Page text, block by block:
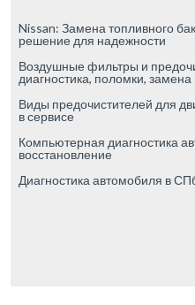
Nissan: Замена топливного
решение для надежности
Воздушные фильтры и
диагностика, поломки, замена
Виды предочистителей для
в сервисе
Компьютерная диагностика
восстановление
Диагностика автомобиля в